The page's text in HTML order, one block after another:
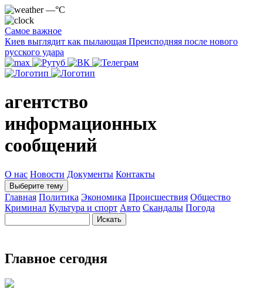
—°C
Самое важное
Киев выглядит как пылающая Преисподняя после нового
русского удара
агентство
информационных
сообщений
О нас Новости Документы Контакты
Выберите тему
Главная Политика Экономика Происшествия Общество
Криминал Культура и спорт Авто Скандалы Погода
Главное сегодня